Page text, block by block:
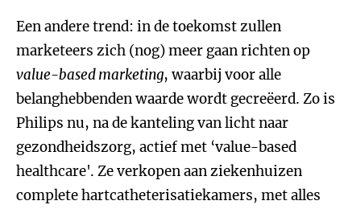
Een andere trend: in de toekomst zullen
marketeers zich (nog) meer gaan richten op
value-based marketing, waarbij voor alle
belanghebbenden waarde wordt gecreëerd. Zo is
Philips nu, na de kanteling van licht naar
gezondheidszorg, actief met ‘value-based
healthcare'. Ze verkopen aan ziekenhuizen
complete hartcatheterisatiekamers, met alles